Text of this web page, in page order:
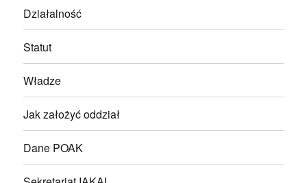
Działalność
Statut
Władze
Jak założyć oddział
Dane POAK